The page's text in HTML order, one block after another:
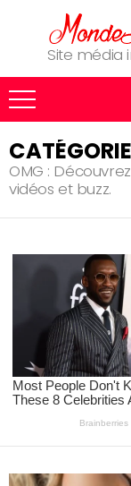
Site média
OMG :
vidéos et buzz.